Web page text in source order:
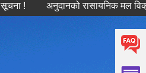
अनुदानको रासायनिक मल विक्रेता